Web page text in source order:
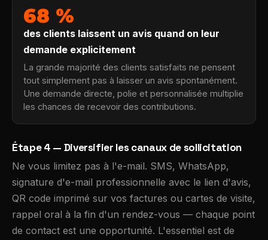
68 %
des clients laissent un avis quand on leur
demande explicitement
La grande majorité des clients satisfaits ne pensent
tout simplement pas à laisser un avis spontanément.
Une demande directe, polie et personnalisée multiplie
les chances de recevoir des contributions.
Étape 4 — Diversifier les canaux de sollicitation
Ne vous limitez pas à l'e-mail. SMS, WhatsApp,
signature d'e-mail professionnelle avec le lien d'avis,
QR code imprimé sur vos factures ou cartes de visite,
rappel oral à la fin d'un rendez-vous — chaque point
de contact est une opportunité. L'essentiel est de